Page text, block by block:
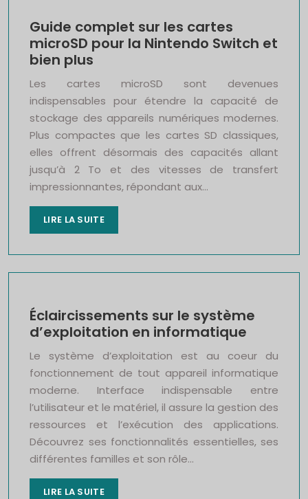
Guide complet sur les cartes
microSD pour la Nintendo Switch et
bien plus
Les cartes microSD sont devenues
indispensables pour étendre la capacité de
stockage des appareils numériques modernes.
Plus compactes que les cartes SD classiques,
elles offrent désormais des capacités allant
jusqu’à 2 To et des vitesses de transfert
impressionnantes, répondant aux…
LIRE LA SUITE
Éclaircissements sur le système
d’exploitation en informatique
Le système d’exploitation est au coeur du
fonctionnement de tout appareil informatique
moderne. Interface indispensable entre
l’utilisateur et le matériel, il assure la gestion des
ressources et l’exécution des applications.
Découvrez ses fonctionnalités essentielles, ses
différentes familles et son rôle…
LIRE LA SUITE